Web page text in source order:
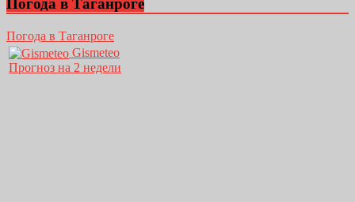
Погода в Таганроге
Погода в Таганроге
Gismeteo
Прогноз на 2 недели